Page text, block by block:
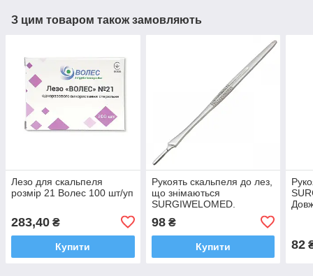
З цим товаром також замовляють
Лезо для скальпеля
розмір 21 Волес 100 шт/уп
283,40 ₴
Купити
Рукоять скальпеля до лез,
що знімаються
SURGIWELOMED.
98₴
Купити 82